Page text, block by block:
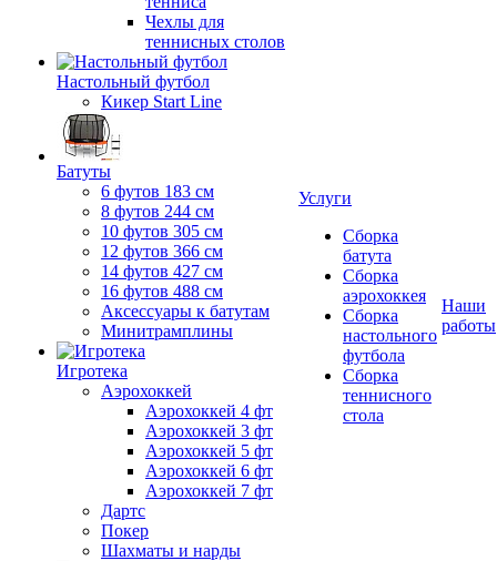
Чехлы для
теннисных столов
Настольный футбол
Кикер Start Line
Батуты
6 футов 183 см
8 футов 244 см
10 футов 305 см
12 футов 366 см
14 футов 427 см
16 футов 488 см
Аксессуары к батутам
Минитрамплины
Игротека
Аэрохоккей
Аэрохоккей 4 фт
Аэрохоккей 3 фт
Аэрохоккей 5 фт
Аэрохоккей 6 фт
Аэрохоккей 7 фт
Дартс
Покер
Шахматы и нарды
Услуги
Сборка
батута
Сборка
аэрохоккея
Сборка
настольного
футбола
Сборка
теннисного
стола
Наши
работы